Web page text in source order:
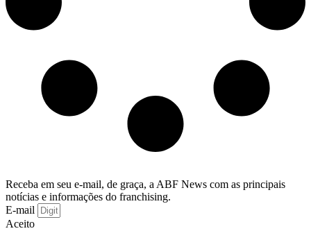
Receba em seu e-mail, de graça, a ABF News com as principais
notícias e informações do franchising.
E-mail
Aceito